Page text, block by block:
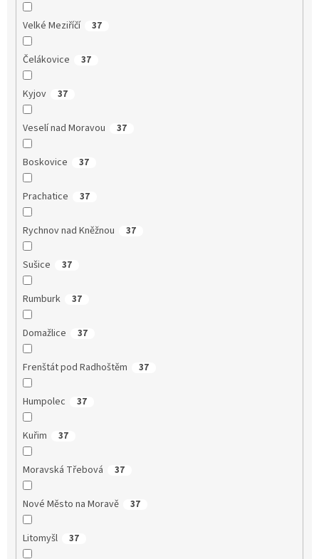
Velké Meziříčí 37
Čelákovice 37
Kyjov 37
Veselí nad Moravou 37
Boskovice 37
Prachatice 37
Rychnov nad Kněžnou 37
Sušice 37
Rumburk 37
Domažlice 37
Frenštát pod Radhoštěm 37
Humpolec 37
Kuřim 37
Moravská Třebová 37
Nové Město na Moravě 37
Litomyšl 37